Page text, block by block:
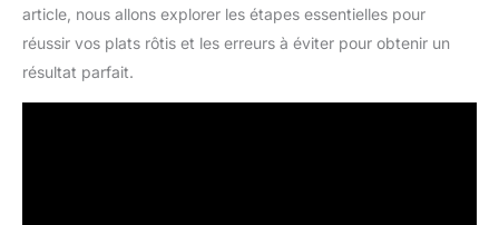
article, nous allons explorer les étapes essentielles pour
réussir vos plats rôtis et les erreurs à éviter pour obtenir un
résultat parfait.